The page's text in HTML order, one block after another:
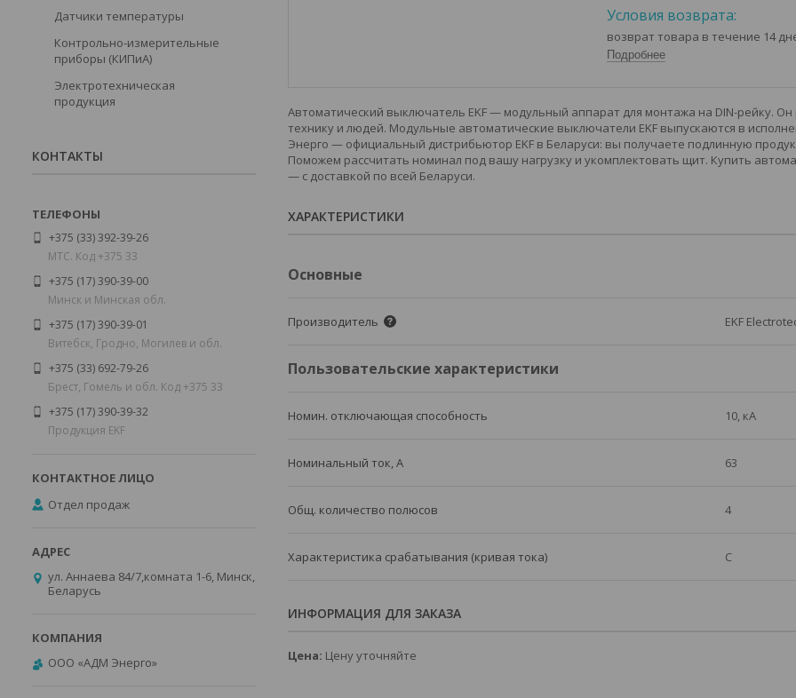
возврат товара в течение 14
Подробнее
Автоматический выключатель EKF — модульный аппарат для монтажа на DIN-рейку.
технику и людей. Модульные автоматические выключатели EKF выпускаются в
Энерго — официальный дистрибьютор EKF в Беларуси: вы получаете подлинную
Поможем рассчитать номинал под вашу нагрузку и укомплектовать щит. Купить
— с доставкой по всей Беларуси.
ХАРАКТЕРИСТИКИ
Основные
Производитель EKF
Пользовательские характеристики
Номин. отключающая способность 10, кА
Номинальный ток, А 63
Общ. количество полюсов 4
Характеристика срабатывания (кривая тока) C
ИНФОРМАЦИЯ ДЛЯ ЗАКАЗА
Цена: Цену уточняйте
Датчики температуры
Контрольно-измерительные
приборы (КИПиА)
Электротехническая
продукция
КОНТАКТЫ
+375 (33) 392-39-26
МТС. Код +375 33
+375 (17) 390-39-00
Минск и Минская обл.
+375 (17) 390-39-01
Витебск, Гродно, Могилев и обл.
+375 (33) 692-79-26
Брест, Гомель и обл. Код +375 33
+375 (17) 390-39-32
Продукция EKF
Отдел продаж
ул. Аннаева 84/7,комната 1-6, Минск,
Беларусь
ООО «АДМ Энерго»